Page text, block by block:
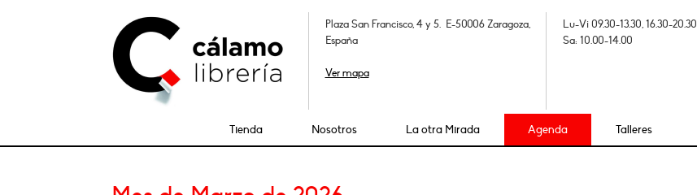
Plaza San Francisco, 4 y 5. E-50006 Zaragoza,
España
Ver mapa
Lu-Vi 09.30-13.30, 16.30-20.30
Sa: 10.00-14.00
Tienda Nosotros La otra Mirada Agenda Talleres